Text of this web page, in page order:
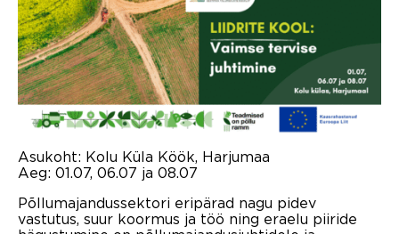
Asukoht: Kolu Küla Köök, Harjumaa
Aeg: 01.07, 06.07 ja 08.07
Põllumajandussektori eripärad nagu pidev
vastutus, suur koormus ja töö ning eraelu piiride